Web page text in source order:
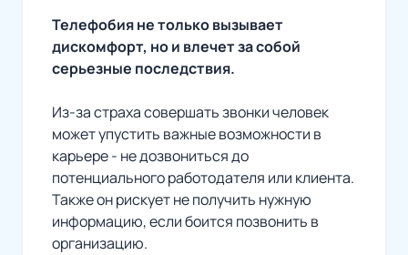
Телефобия не только вызывает
дискомфорт, но и влечет за собой
серьезные последствия.
Из-за страха совершать звонки человек
может упустить важные возможности в
карьере - не дозвониться до
потенциального работодателя или клиента.
Также он рискует не получить нужную
информацию, если боится позвонить в
организацию.